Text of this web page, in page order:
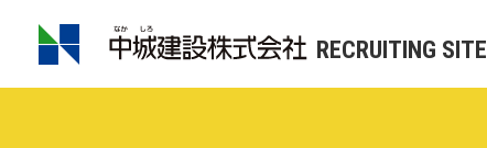
RECRUITING SITE